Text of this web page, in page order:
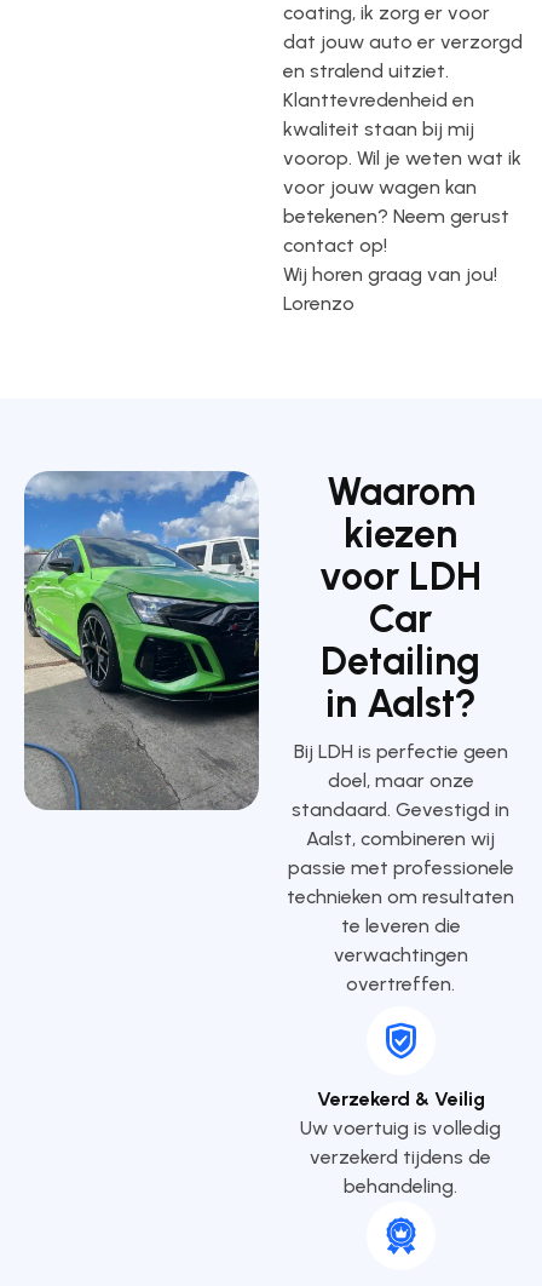
coating, ik zorg er voor
dat jouw auto er verzorgd
en stralend uitziet.
Klanttevredenheid en
kwaliteit staan bij mij
voorop. Wil je weten wat ik
voor jouw wagen kan
betekenen? Neem gerust
contact op!
Wij horen graag van jou!
Lorenzo
Waarom
kiezen
voor LDH
Car
Detailing
in Aalst?
Bij LDH is perfectie geen
doel, maar onze
standaard. Gevestigd in
Aalst, combineren wij
passie met professionele
technieken om resultaten
te leveren die
verwachtingen
overtreffen.
Verzekerd & Veilig
Uw voertuig is volledig
verzekerd tijdens de
behandeling.